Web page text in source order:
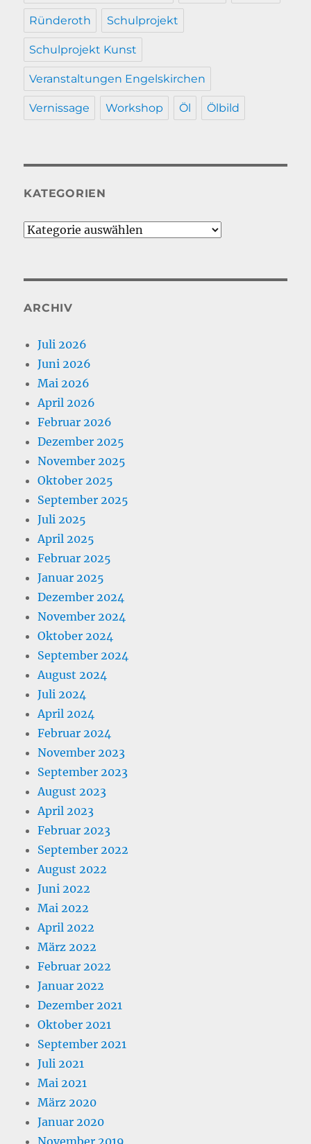
Ründeroth Schulprojekt
Schulprojekt Kunst
Veranstaltungen Engelskirchen
Vernissage Workshop Öl Ölbild
KATEGORIEN
Kategorien
ARCHIV
Juli 2026
Juni 2026
Mai 2026
April 2026
Februar 2026
Dezember 2025
November 2025
Oktober 2025
September 2025
Juli 2025
April 2025
Februar 2025
Januar 2025
Dezember 2024
November 2024
Oktober 2024
September 2024
August 2024
Juli 2024
April 2024
Februar 2024
November 2023
September 2023
August 2023
April 2023
Februar 2023
September 2022
August 2022
Juni 2022
Mai 2022
April 2022
März 2022
Februar 2022
Januar 2022
Dezember 2021
Oktober 2021
September 2021
Juli 2021
Mai 2021
März 2020
Januar 2020
November 2019